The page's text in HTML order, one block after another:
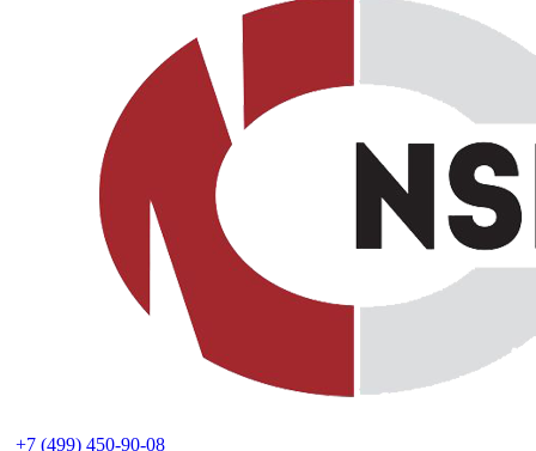
+7 (499) 450-90-08